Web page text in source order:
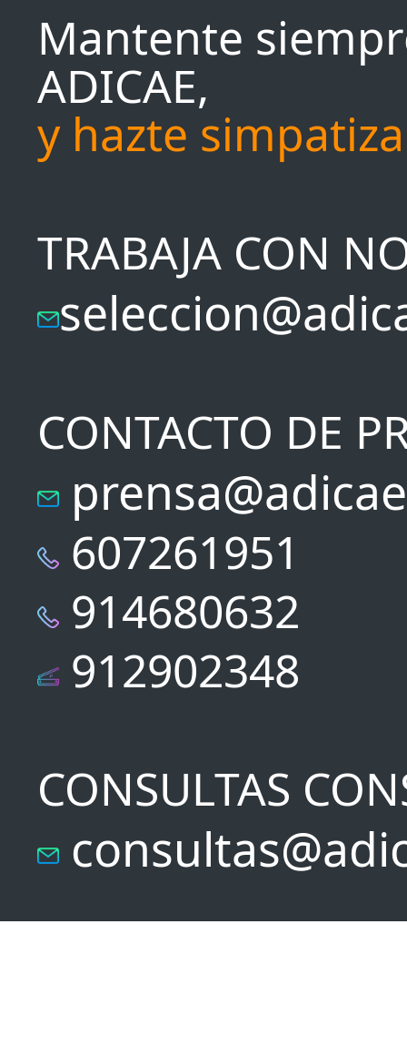
Mantente
ADICAE,
y hazte
TRABAJA CON
CONTACTO DE
607261951
914680632
912902348
CONSULTAS